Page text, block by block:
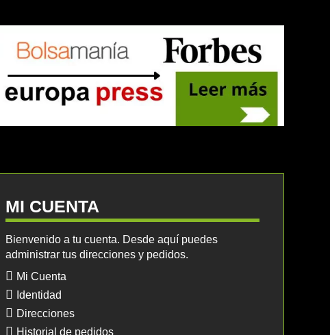
MI CUENTA
Bienvenido a tu cuenta. Desde aquí puedes
administrar tus direcciones y pedidos.
Mi Cuenta
Identidad
Direcciones
Historial de pedidos